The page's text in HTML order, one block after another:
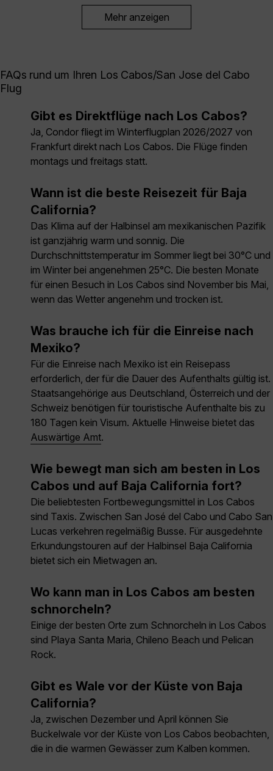
Mehr anzeigen
FAQs rund um Ihren Los Cabos/San Jose del Cabo
Flug
Gibt es Direktflüge nach Los Cabos?
Ja, Condor fliegt im Winterflugplan 2026/2027 von
Frankfurt direkt nach Los Cabos. Die Flüge finden
montags und freitags statt.
Wann ist die beste Reisezeit für Baja
California?
Das Klima auf der Halbinsel am mexikanischen Pazifik
ist ganzjährig warm und sonnig. Die
Durchschnittstemperatur im Sommer liegt bei 30°C und
im Winter bei angenehmen 25°C. Die besten Monate
für einen Besuch in Los Cabos sind November bis Mai,
wenn das Wetter angenehm und trocken ist.
Was brauche ich für die Einreise nach
Mexiko?
Für die Einreise nach Mexiko ist ein Reisepass
erforderlich, der für die Dauer des Aufenthalts gültig ist.
Staatsangehörige aus Deutschland, Österreich und der
Schweiz benötigen für touristische Aufenthalte bis zu
180 Tagen kein Visum. Aktuelle Hinweise bietet das
Auswärtige Amt.
Wie bewegt man sich am besten in Los
Cabos und auf Baja California fort?
Die beliebtesten Fortbewegungsmittel in Los Cabos
sind Taxis. Zwischen San José del Cabo und Cabo San
Lucas verkehren regelmäßig Busse. Für ausgedehnte
Erkundungstouren auf der Halbinsel Baja California
bietet sich ein Mietwagen an.
Wo kann man in Los Cabos am besten
schnorcheln?
Einige der besten Orte zum Schnorcheln in Los Cabos
sind Playa Santa Maria, Chileno Beach und Pelican
Rock.
Gibt es Wale vor der Küste von Baja
California?
Ja, zwischen Dezember und April können Sie
Buckelwale vor der Küste von Los Cabos beobachten,
die in die warmen Gewässer zum Kalben kommen.